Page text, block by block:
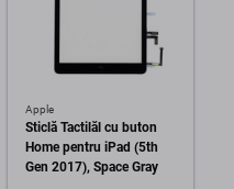
Apple
Sticlă Tactilăl cu buton
Home pentru iPad (5th
Gen 2017), Space Gray